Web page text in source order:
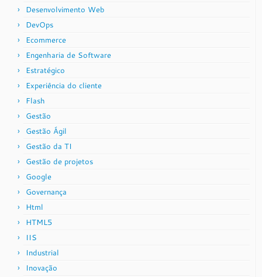
Desenvolvimento Web
DevOps
Ecommerce
Engenharia de Software
Estratégico
Experiência do cliente
Flash
Gestão
Gestão Ágil
Gestão da TI
Gestão de projetos
Google
Governança
Html
HTML5
IIS
Industrial
Inovação